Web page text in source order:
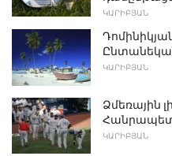
ԿԱՐԻԲՅԱՆ
ԿԱՐԻԲՅԱՆ
Ձմեռային
ԿԱՐԻԲՅԱՆ